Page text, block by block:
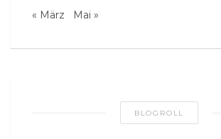
« März
Mai »
BLOGROLL